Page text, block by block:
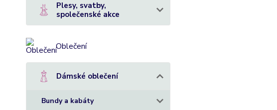
Plesy, svatby,
společenské akce
Oblečení
Dámské oblečení
Bundy a kabáty